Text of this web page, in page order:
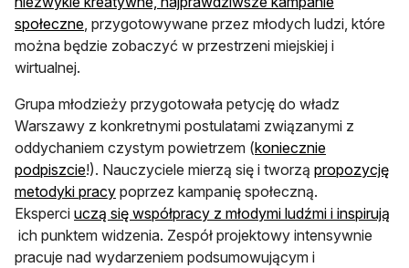
społeczneotwiera się w nowej karcie
, przygotowywane przez młodych ludzi, które
można będzie zobaczyć w przestrzeni miejskiej i
wirtualnej.
Grupa młodzieży przygotowała petycję do władz
Warszawy z konkretnymi postulatami związanymi z
oddychaniem czystym powietrzem (koniecznie
podpiszcieotwiera się w nowej karcie
!). Nauczyciele mierzą się i tworzą propozycję
metodyki pracyotwiera się w nowej karcie
poprzez kampanię społeczną.
Eksperci uczą się współpracy z młodymi ludźmi i inspirują
otwiera się w nowej karcie
ich punktem widzenia. Zespół projektowy intensywnie
pracuje nad wydarzeniem podsumowującym i